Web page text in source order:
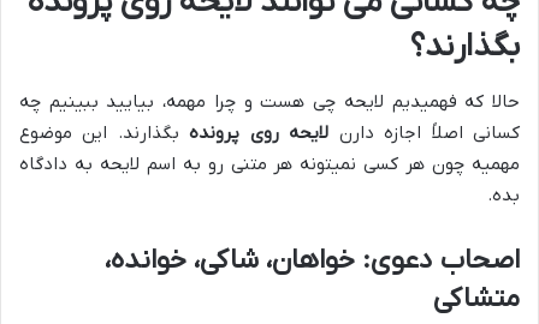
بگذارند؟
حالا که فهمیدیم لایحه چی هست و چرا مهمه، بیایید ببینیم چه
کسانی اصلاً اجازه دارن لایحه روی پروندهبگذارند. این موضوع
مهمیه چون هر کسی نمیتونه هر متنی رو به اسم لایحه به دادگاه
بده.
اصحاب دعوی: خواهان، شاکی، خوانده،
متشاکی